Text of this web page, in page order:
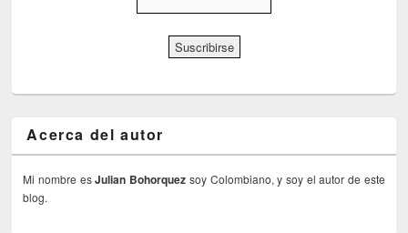
Acerca del autor
Mi nombre esJulian Bohorquez soy Colombiano, y soy el autor de este
blog.